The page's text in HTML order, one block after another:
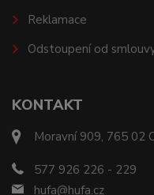
KONTAKT
Moravní 909, 765 02
577 926 226 - 229
hufa@hufa.cz
Reklamace
Odstoupení od